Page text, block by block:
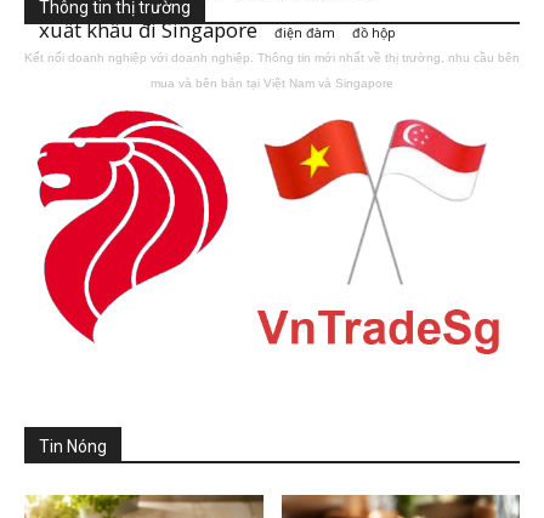
xuất khẩu đi Singapore điện đàm đồ hộp
Thông tin thị trường
Kết nối doanh nghiệp với doanh nghiệp. Thông tin mới nhất về thị trường, nhu cầu bên
mua và bên bán tại Việt Nam và Singapore
Tin Nóng